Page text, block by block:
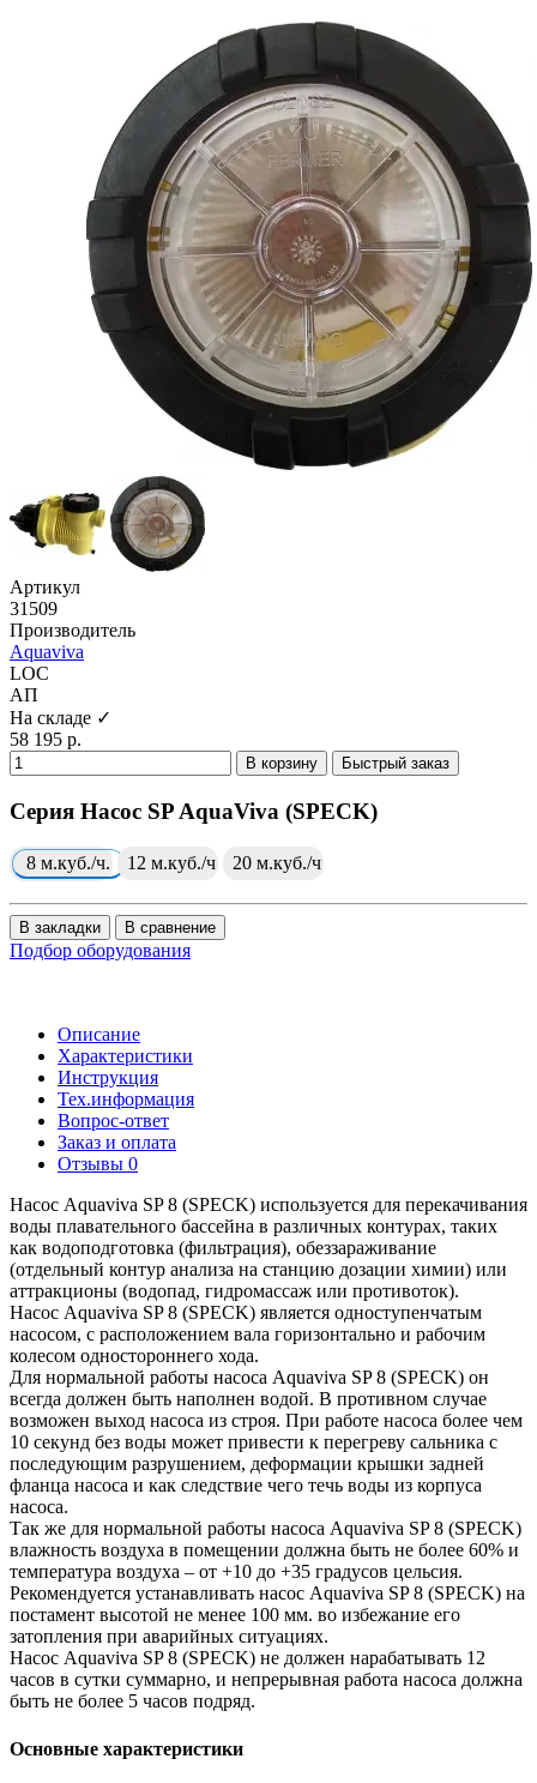
Артикул
31509
Производитель
Aquaviva
LOC
АП
На складе ✓
58 195 р.
В корзину Быстрый заказ
Серия Насос SP AquaViva (SPECK)
8 м.куб./ч. 12 м.куб./ч 20 м.куб./ч
В закладки В сравнение
Подбор оборудования
Описание
Характеристики
Инструкция
Тех.информация
Вопрос-ответ
Заказ и оплата
Отзывы 0
Насос Aquaviva SP 8 (SPECK) используется для перекачивания
воды плавательного бассейна в различных контурах, таких
как водоподготовка (фильтрация), обеззараживание
(отдельный контур анализа на станцию дозации химии) или
аттракционы (водопад, гидромассаж или противоток).
Насос Aquaviva SP 8 (SPECK) является одноступенчатым
насосом, с расположением вала горизонтально и рабочим
колесом одностороннего хода.
Для нормальной работы насоса Aquaviva SP 8 (SPECK) он
всегда должен быть наполнен водой. В противном случае
возможен выход насоса из строя. При работе насоса более чем
10 секунд без воды может привести к перегреву сальника с
последующим разрушением, деформации крышки задней
фланца насоса и как следствие чего течь воды из корпуса
насоса.
Так же для нормальной работы насоса Aquaviva SP 8 (SPECK)
влажность воздуха в помещении должна быть не более 60% и
температура воздуха – от +10 до +35 градусов цельсия.
Рекомендуется устанавливать насос Aquaviva SP 8 (SPECK) на
постамент высотой не менее 100 мм. во избежание его
затопления при аварийных ситуациях.
Насос Aquaviva SP 8 (SPECK) не должен нарабатывать 12
часов в сутки суммарно, и непрерывная работа насоса должна
быть не более 5 часов подряд.
Основные характеристики